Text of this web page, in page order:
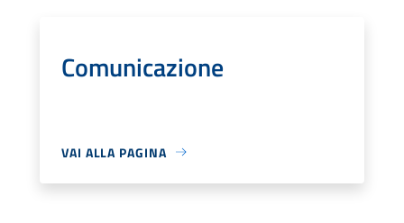
Comunicazione
VAI ALLA PAGINA